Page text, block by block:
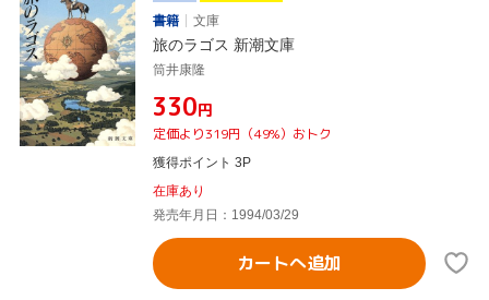
書籍
文庫
旅のラゴス 新潮文庫
筒井康隆
¥330円
定価より319円（49%）おトク
獲得ポイント 3P
在庫あり
発売年月日：1994/03/29
カートへ追加